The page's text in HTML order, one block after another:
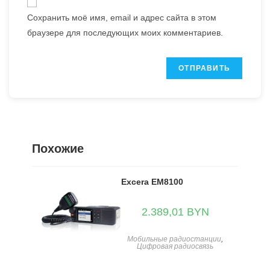
Сохранить моё имя, email и адрес сайта в этом
браузере для последующих моих комментариев.
Похожие
Мобильные радиостанции,
Цифровая радиосвязь
Excera EM8100
2.389,01 BYN